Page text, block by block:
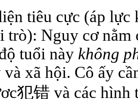
tiêu cực (áp lực
trò): Nguy cơ nằm
tuổi này không
xã hội. Cô ấy
犯错 và các hình